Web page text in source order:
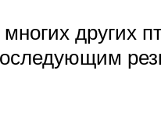
других